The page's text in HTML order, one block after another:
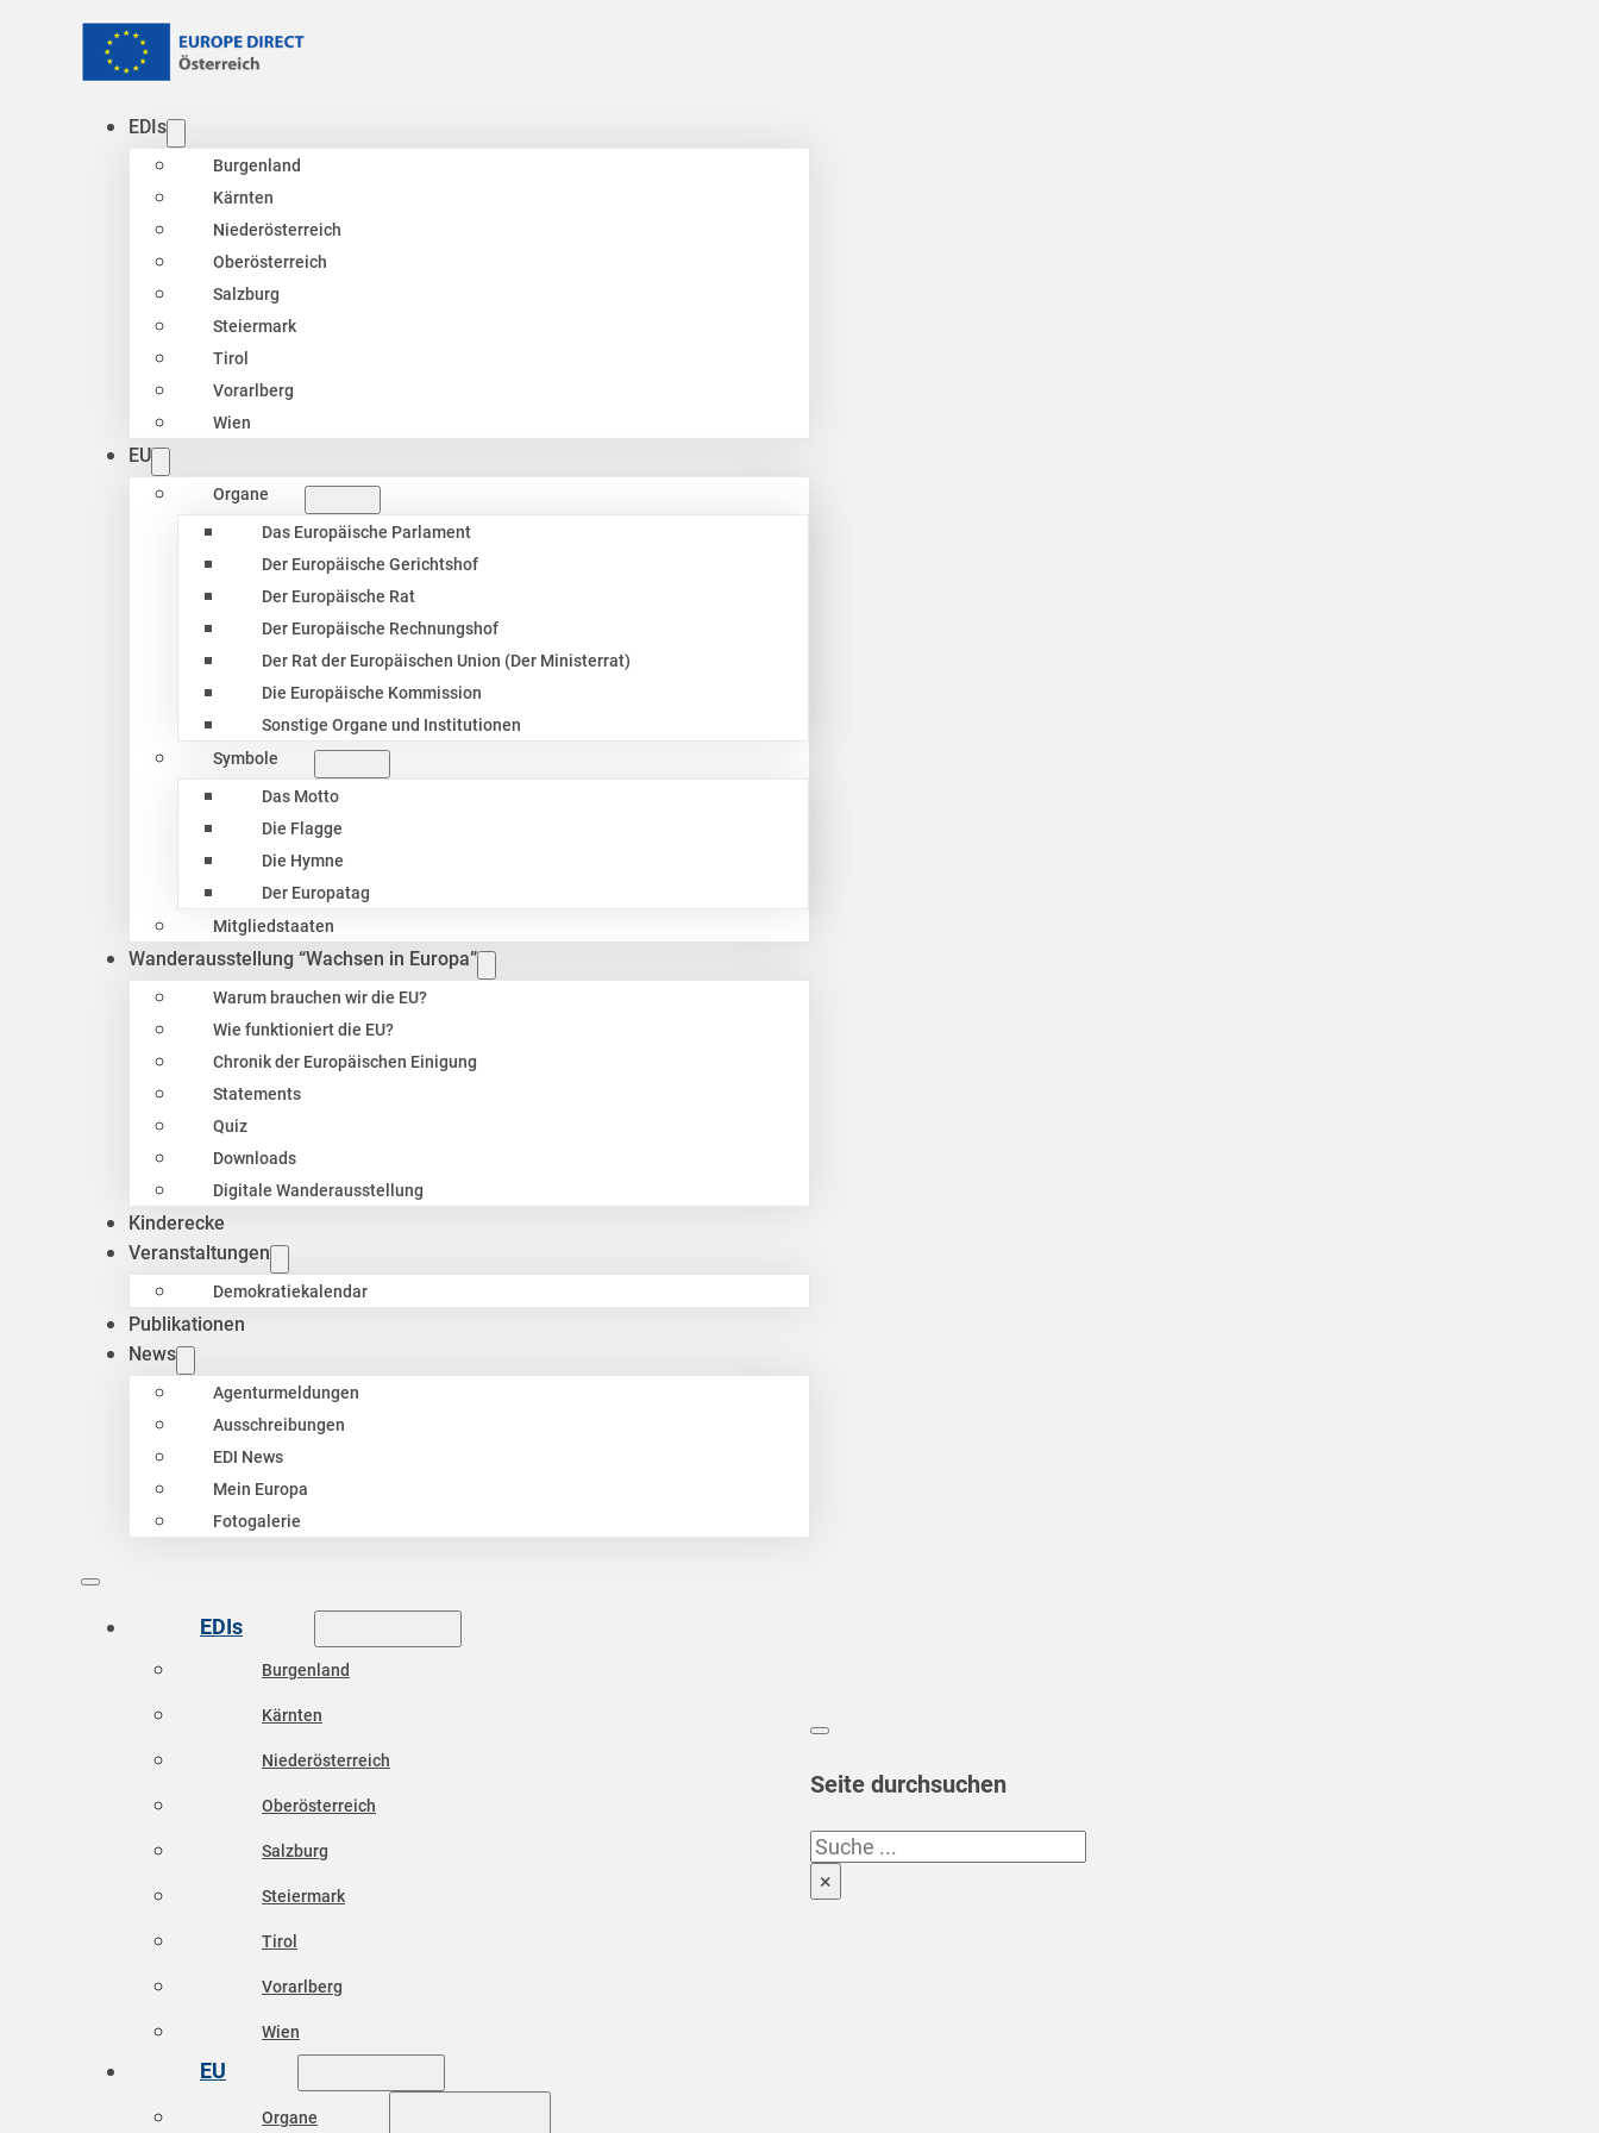
EDIs
Burgenland
Kärnten
Niederösterreich
Oberösterreich
Salzburg
Steiermark
Tirol
Vorarlberg
Wien
EU
Organe
Das Europäische Parlament
Der Europäische Gerichtshof
Der Europäische Rat
Der Europäische Rechnungshof
Der Rat der Europäischen Union (Der Ministerrat)
Die Europäische Kommission
Sonstige Organe und Institutionen
Symbole
Das Motto
Die Flagge
Die Hymne
Der Europatag
Mitgliedstaaten
Wanderausstellung “Wachsen in Europa”
Warum brauchen wir die EU?
Wie funktioniert die EU?
Chronik der Europäischen Einigung
Statements
Quiz
Downloads
Digitale Wanderausstellung
Kinderecke
Veranstaltungen
Demokratiekalendar
Publikationen
News
Agenturmeldungen
Ausschreibungen
EDI News
Mein Europa
Fotogalerie
EDIs
Burgenland
Kärnten
Niederösterreich
Oberösterreich
Salzburg
Steiermark
Tirol
Vorarlberg
Wien
EU
Organe
Seite durchsuchen
Suchen
×